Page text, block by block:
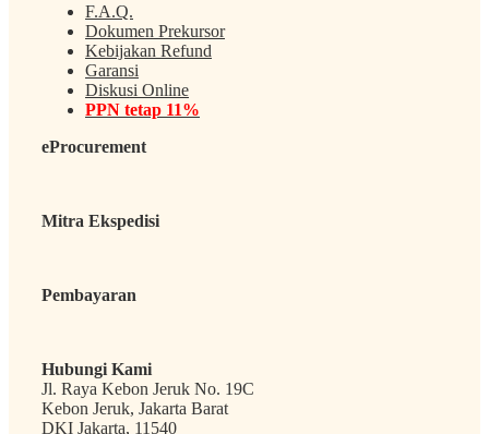
F.A.Q.
Dokumen Prekursor
Kebijakan Refund
Garansi
Diskusi Online
PPN tetap 11%
eProcurement
Mitra Ekspedisi
Pembayaran
Hubungi Kami
Jl. Raya Kebon Jeruk No. 19C
Kebon Jeruk, Jakarta Barat
DKI Jakarta, 11540